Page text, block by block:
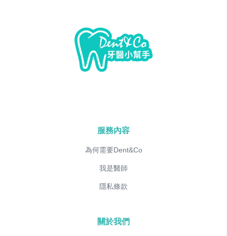
服務內容
為何需要Dent&Co
我是醫師
隱私條款
關於我們